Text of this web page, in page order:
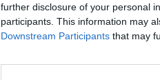
further disclosure of your personal
participants. This information may
Downstream Participants that may